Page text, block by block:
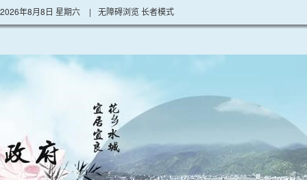
2026年8月8日 星期六 | 无障碍浏览长者模式